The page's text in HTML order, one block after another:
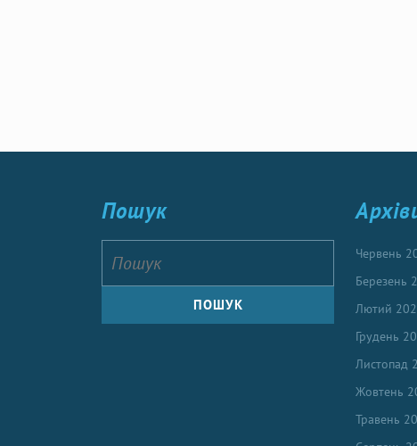
Пошук
Червень
Березень
Лютий
Грудень
Листопад
Жовтень
Травень